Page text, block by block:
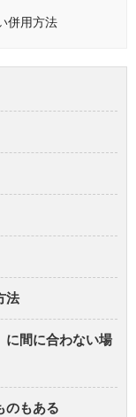
併用方法
法
に間に合わない場
のもある